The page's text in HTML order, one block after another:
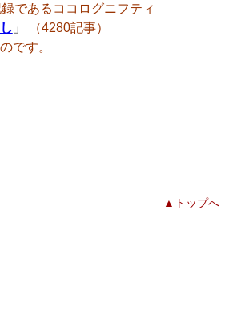
であるココログニフティ
」
（4280記事）
です。
▲トップへ